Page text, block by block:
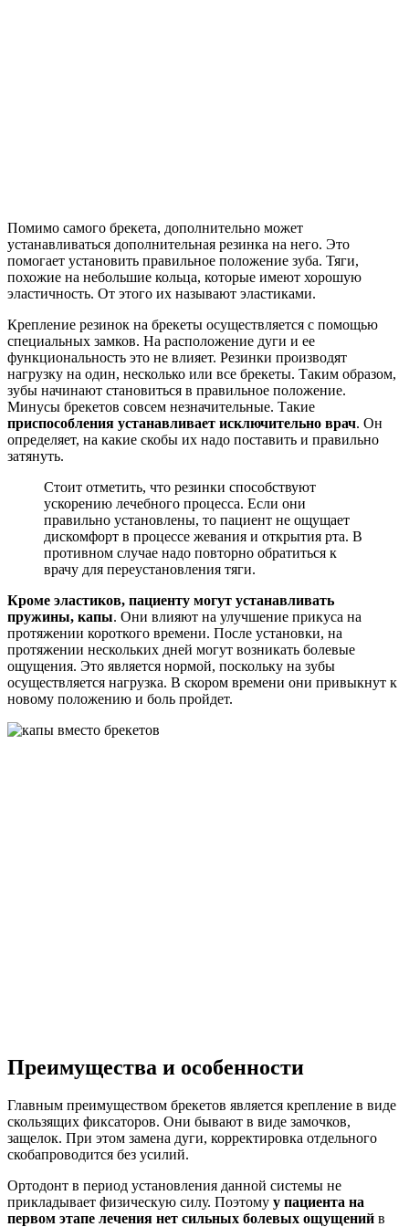
Помимо самого брекета, дополнительно может
устанавливаться дополнительная резинка на него. Это
помогает установить правильное положение зуба. Тяги,
похожие на небольшие кольца, которые имеют хорошую
эластичность. От этого их называют эластиками.
Крепление резинок на брекеты осуществляется с помощью
специальных замков. На расположение дуги и ее
функциональность это не влияет. Резинки производят
нагрузку на один, несколько или все брекеты. Таким образом,
зубы начинают становиться в правильное положение.
Минусы брекетов совсем незначительные. Такие
приспособления устанавливает исключительно врач. Он
определяет, на какие скобы их надо поставить и правильно
затянуть.
Стоит отметить, что резинки способствуют
ускорению лечебного процесса. Если они
правильно установлены, то пациент не ощущает
дискомфорт в процессе жевания и открытия рта. В
противном случае надо повторно обратиться к
врачу для переустановления тяги.
Кроме эластиков, пациенту могут устанавливать
пружины, капы. Они влияют на улучшение прикуса на
протяжении короткого времени. После установки, на
протяжении нескольких дней могут возникать болевые
ощущения. Это является нормой, поскольку на зубы
осуществляется нагрузка. В скором времени они привыкнут к
новому положению и боль пройдет.
Преимущества и особенности
Главным преимуществом брекетов является крепление в виде
скользящих фиксаторов. Они бывают в виде замочков,
защелок. При этом замена дуги, корректировка отдельного
скобапроводится без усилий.
Ортодонт в период установления данной системы не
прикладывает физическую силу. Поэтому у пациента на
первом этапе лечения нет сильных болевых ощущений в